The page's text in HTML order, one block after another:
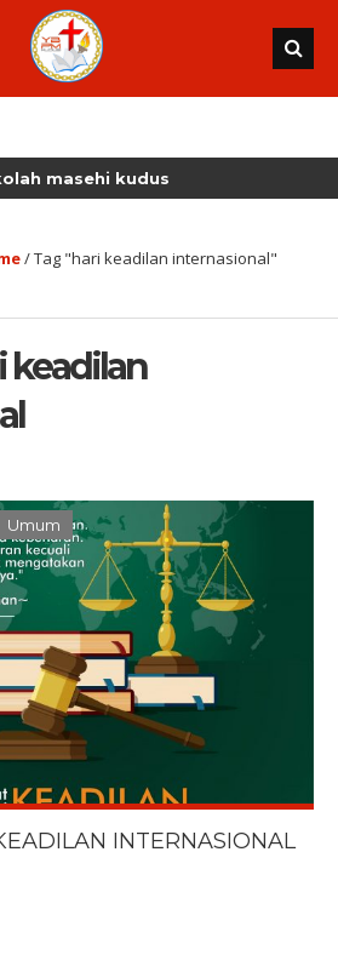
kudus
/Tag "hari keadilan internasional"
keadilan
Umum
INTERNASIONAL